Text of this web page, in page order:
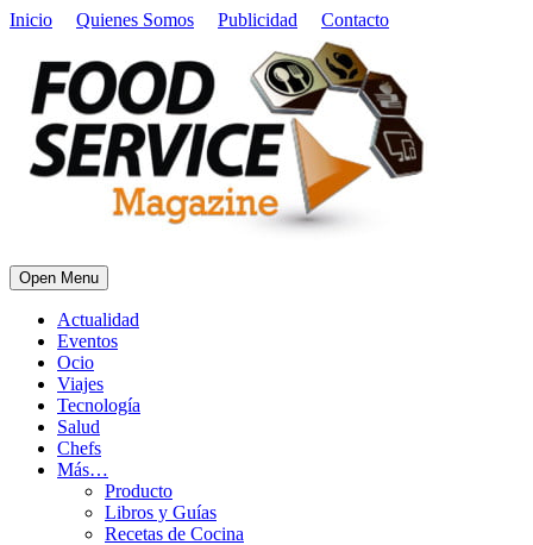
Inicio Quienes Somos Publicidad Contacto
Open Menu
Actualidad
Eventos
Ocio
Viajes
Tecnología
Salud
Chefs
Más…
Producto
Libros y Guías
Recetas de Cocina